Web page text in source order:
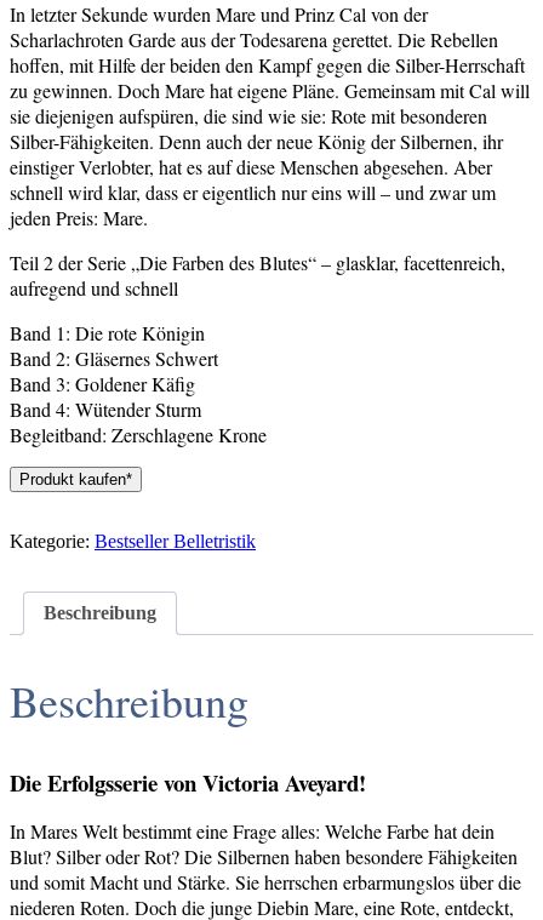
In letzter Sekunde wurden Mare und Prinz Cal von der
Scharlachroten Garde aus der Todesarena gerettet. Die Rebellen
hoffen, mit Hilfe der beiden den Kampf gegen die Silber-Herrschaft
zu gewinnen. Doch Mare hat eigene Pläne. Gemeinsam mit Cal will
sie diejenigen aufspüren, die sind wie sie: Rote mit besonderen
Silber-Fähigkeiten. Denn auch der neue König der Silbernen, ihr
einstiger Verlobter, hat es auf diese Menschen abgesehen. Aber
schnell wird klar, dass er eigentlich nur eins will – und zwar um
jeden Preis: Mare.
Teil 2 der Serie „Die Farben des Blutes“ – glasklar, facettenreich,
aufregend und schnell
Band 1: Die rote Königin
Band 2: Gläsernes Schwert
Band 3: Goldener Käfig
Band 4: Wütender Sturm
Begleitband: Zerschlagene Krone
Produkt kaufen*
Kategorie: Bestseller Belletristik
Beschreibung
Beschreibung
Die Erfolgsserie von Victoria Aveyard!
In Mares Welt bestimmt eine Frage alles: Welche Farbe hat dein
Blut? Silber oder Rot? Die Silbernen haben besondere Fähigkeiten
und somit Macht und Stärke. Sie herrschen erbarmungslos über die
niederen Roten. Doch die junge Diebin Mare, eine Rote, entdeckt,